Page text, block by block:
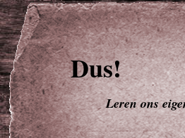
Dus!
Leren ons